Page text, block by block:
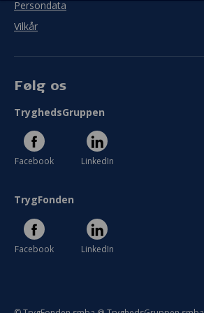
Se hele evaluering
Persondata
Vilkår
Følg os
TryghedsGruppen
Facebook LinkedIn
TrygFonden
Facebook LinkedIn